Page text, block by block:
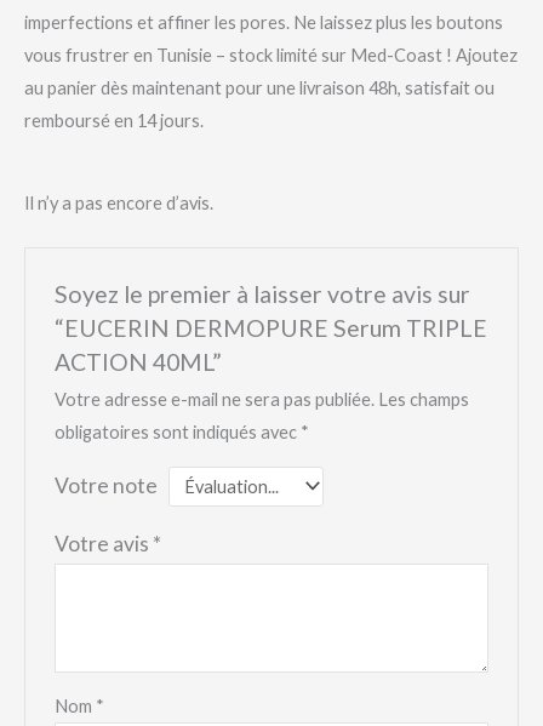
imperfections et affiner les pores. Ne laissez plus les boutons
vous frustrer en Tunisie – stock limité sur Med-Coast ! Ajoutez
au panier dès maintenant pour une livraison 48h, satisfait ou
remboursé en 14 jours.
Il n’y a pas encore d’avis.
Soyez le premier à laisser votre avis sur
“EUCERIN DERMOPURE Serum TRIPLE
ACTION 40ML”
Votre adresse e-mail ne sera pas publiée. Les champs
obligatoires sont indiqués avec *
Votre note
Votre avis *
Nom *